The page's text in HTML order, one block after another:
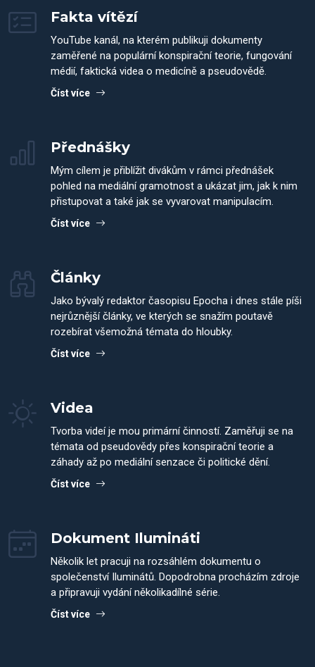
Fakta vítězí
YouTube kanál, na kterém publikuji dokumenty
zaměřené na populární konspirační teorie, fungování
médií, faktická videa o medicíně a pseudovědě.
Číst více
Přednášky
Mým cílem je přiblížit divákům v rámci přednášek
pohled na mediální gramotnost a ukázat jim, jak k nim
přistupovat a také jak se vyvarovat manipulacím.
Číst více
Články
Jako bývalý redaktor časopisu Epocha i dnes stále píši
nejrůznější články, ve kterých se snažím poutavě
rozebírat všemožná témata do hloubky.
Číst více
Videa
Tvorba videí je mou primární činností. Zaměřuji se na
témata od pseudovědy přes konspirační teorie a
záhady až po mediální senzace či politické dění.
Číst více
Dokument Ilumináti
Několik let pracuji na rozsáhlém dokumentu o
společenství Iluminátů. Dopodrobna procházím zdroje
a připravuji vydání několikadílné série.
Číst více